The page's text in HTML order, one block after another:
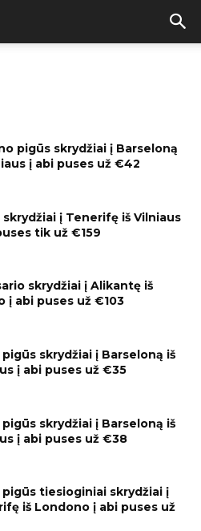
pigūs skrydžiai į Barseloną
į abi puses už €42
skrydžiai į Tenerifę iš Vilniaus
tik už €159
skrydžiai į Alikantę iš
į abi puses už €103
pigūs skrydžiai į Barseloną iš
į abi puses už €35
pigūs skrydžiai į Barseloną iš
į abi puses už €38
pigūs tiesioginiai skrydžiai į
iš Londono į abi puses už